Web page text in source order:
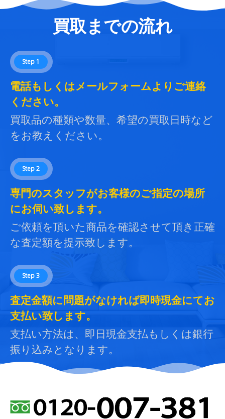
買取までの流れ
Step 1
電話もしくはメールフォームよりご連絡
ください。
買取品の種類や数量、希望の買取日時など
をお教えください。
Step 2
専門のスタッフがお客様のご指定の場所
にお伺い致します。
ご依頼を頂いた商品を確認させて頂き正確
な査定額を提示致します。
Step 3
査定金額に問題がなければ即時現金にてお
支払い致します。
支払い方法は、即日現金支払もしくは銀行
振り込みとなります。